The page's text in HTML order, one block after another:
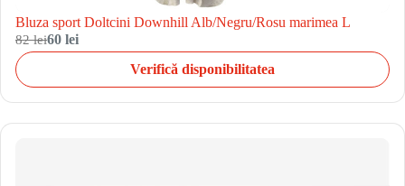
Bluza sport Doltcini Downhill Alb/Negru/Rosu marimea L
82 lei60 lei
Verifică disponibilitatea